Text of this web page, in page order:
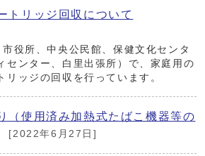
トリッジ回収について
役所、中央公民館、保健文化センタ
センター、白里出張所）で、家庭用の
リッジの回収を行っています。
（使用済み加熱式たばこ機器等の
[2022年6月27日]